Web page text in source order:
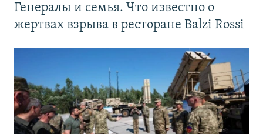
Генералы и семья. Что известно о
жертвах взрыва в ресторане Balzi Rossi